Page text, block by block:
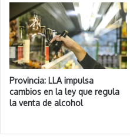
Provincia: LLA impulsa
cambios en la ley que regula
la venta de alcohol